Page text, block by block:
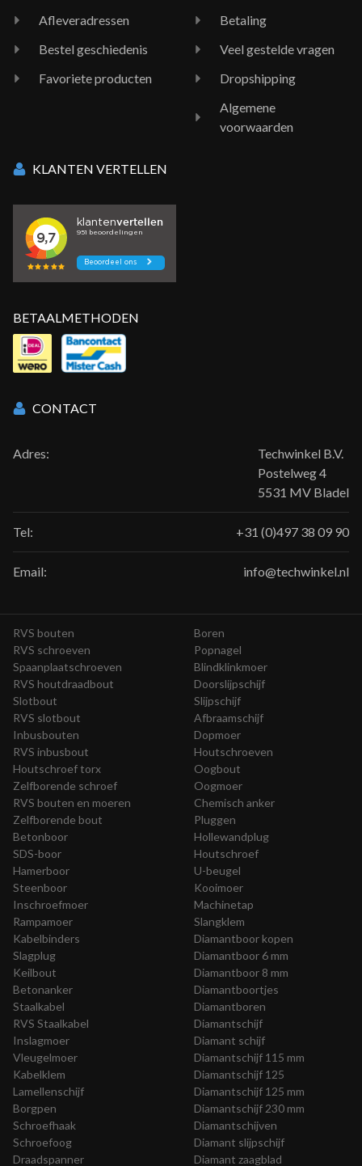
Afleveradressen
Bestel geschiedenis
Favoriete producten
Betaling
Veel gestelde vragen
Dropshipping
Algemene
voorwaarden
KLANTEN VERTELLEN
BETAALMETHODEN
CONTACT
Adres:
Techwinkel B.V.
Postelweg 4
5531 MV Bladel
Tel: +31 (0)497 38 09 90
Email: info@techwinkel.nl
RVS bouten
RVS schroeven
Spaanplaatschroeven
RVS houtdraadbout
Slotbout
RVS slotbout
Inbusbouten
RVS inbusbout
Houtschroef torx
Zelfborende schroef
RVS bouten en moeren
Zelfborende bout
Betonboor
SDS-boor
Hamerboor
Steenboor
Boren
Popnagel
Blindklinkmoer
Doorslijpschijf
Slijpschijf
Afbraamschijf
Dopmoer
Houtschroeven
Oogbout
Oogmoer
Chemisch anker
Pluggen
Hollewandplug
Houtschroef
U-beugel
Kooimoer
Inschroefmoer
Rampamoer
Kabelbinders
Slagplug
Keilbout
Betonanker
Staalkabel
RVS Staalkabel
Inslagmoer
Vleugelmoer
Kabelklem
Lamellenschijf
Borgpen
Schroefhaak
Schroefoog
Draadspanner
Machinetap
Slangklem
Diamantboor kopen
Diamantboor 6 mm
Diamantboor 8 mm
Diamantboortjes
Diamantboren
Diamantschijf
Diamant schijf
Diamantschijf 115 mm
Diamantschijf 125
Diamantschijf 125 mm
Diamantschijf 230 mm
Diamantschijven
Diamant slijpschijf
Diamant zaagblad